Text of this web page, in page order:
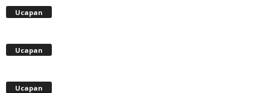
Ucapan
Ucapan
Ucapan